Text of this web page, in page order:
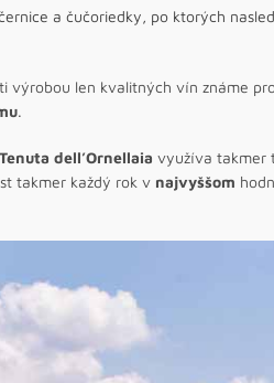
a čučoriedky, po ktorých
výrobou len kvalitných vín známe
.
Tenuta dell’Ornellaia využíva takmer
takmer každý rok v najvyššom